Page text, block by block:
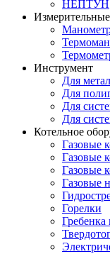
НЕПТУН
Инструмент
Для
Для
Для
Для
Котельное
Газовые
Газовые
Газовые
Газовые
Горелки
Гребенка